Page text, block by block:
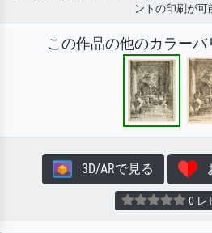
ントの印刷が可
この作品の他のカラーバ
3D/ARで見る
0 レ